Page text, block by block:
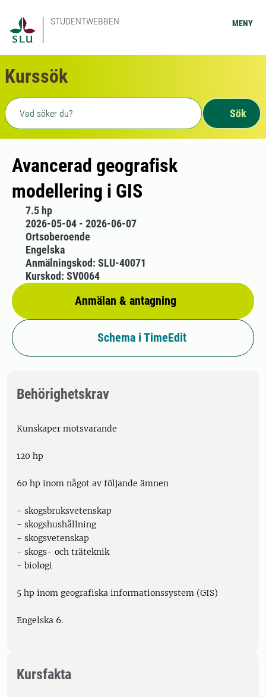
STUDENTWEBBEN MENY
Kurssök
Fritext sökning
Sök
Avancerad geografisk
modellering i GIS
7.5 hp
2026-05-04 - 2026-06-07
Ortsoberoende
Engelska
Anmälan & antagning
Anmälningskod: SLU-40071
Kurskod: SV0064
Schema i TimeEdit
Behörighetskrav
Kunskaper motsvarande
120 hp
60 hp inom något av följande ämnen
- skogsbruksvetenskap
- skogshushållning
- skogsvetenskap
- skogs- och träteknik
- biologi
5 hp inom geografiska informationssystem (GIS)
Engelska 6.
Kursfakta